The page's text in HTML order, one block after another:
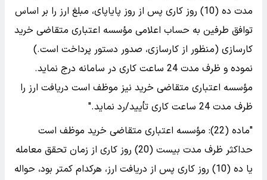
مدت ده (10) روز کاری پس از روز پایاپای، مبلغ ارز را بر اساس
توافق طرفین به حساب اعلامی مؤسسه اعتباری متقاضی خرید
کارسازی (منظور از کارسازی، صدور دستور پرداخت است.)
نموده و ظرف مدت 24 ساعت کاری در سامانه درج نماید.
مؤسسه اعتباری متقاضی خرید نیز موظف است دریافت ارز را
ظرف مدت 24 ساعت کاری تأیید‌‌‌‌‌/رد نماید."
"ماده (22): مؤسسه اعتباری متقاضی خرید موظف است
حداکثر ظرف مدت بیست (20) روز کاری از زمان تحقق معامله
یا ده (10) روز کاری پس از دریافت ارز، هرکدام کمتر بود، حواله